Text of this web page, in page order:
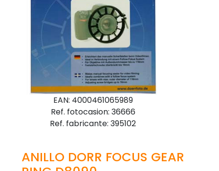
EAN: 4000461065989
Ref. fotocasion: 36666
Ref. fabricante: 395102
ANILLO DORR FOCUS GEAR